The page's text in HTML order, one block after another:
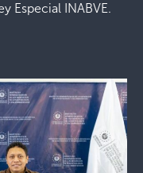
Especial INABVE.